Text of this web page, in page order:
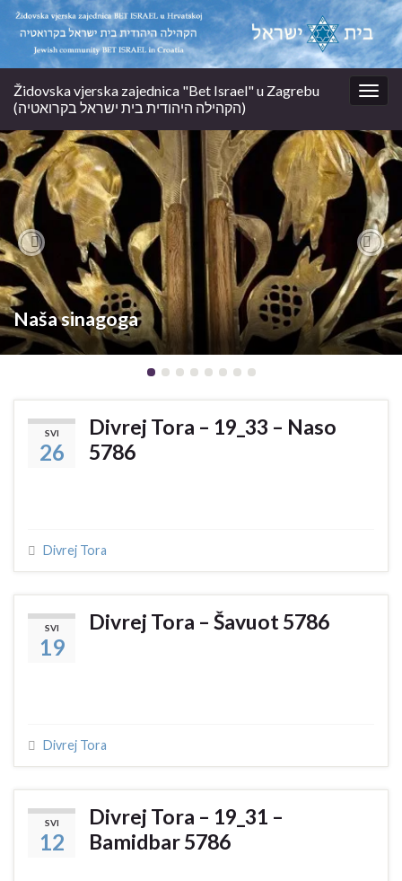
Židovska vjerska zajednica "Bet Israel" u Zagrebu
(הקהילה היהודית בית ישראל בקרואטיה)
Naša sinagoga
Previous
SVI
26
Divrej Tora – 19_33 – Naso
5786
Divrej Tora
SVI
19
Divrej Tora – Šavuot 5786
Divrej Tora
SVI
12
Divrej Tora – 19_31 –
Bamidbar 5786